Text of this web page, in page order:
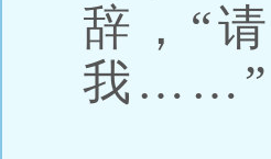
辞，“
我……”